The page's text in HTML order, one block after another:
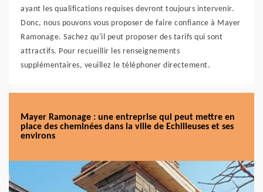
ayant les qualifications requises devront toujours intervenir.
Donc, nous pouvons vous proposer de faire confiance à Mayer
Ramonage. Sachez qu'il peut proposer des tarifs qui sont
attractifs. Pour recueillir les renseignements
supplémentaires, veuillez le téléphoner directement.
Mayer Ramonage : une entreprise qui peut mettre en
place des cheminées dans la ville de Echilleuses et ses
environs